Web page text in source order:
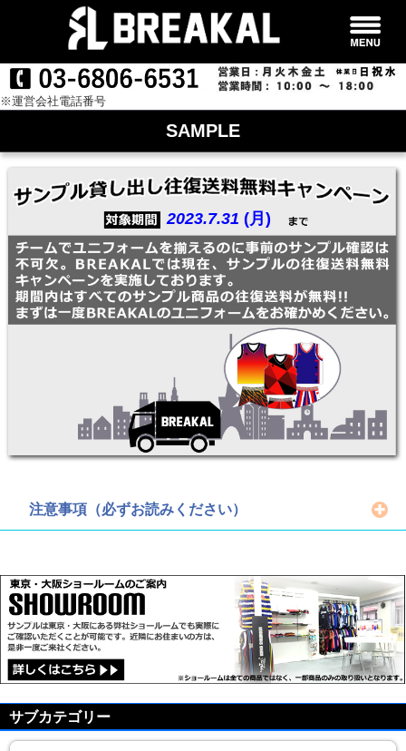
※運営会社電話番号
SAMPLE
2023.7.31 (月)
注意事項（必ずお読みください）
サブカテゴリー